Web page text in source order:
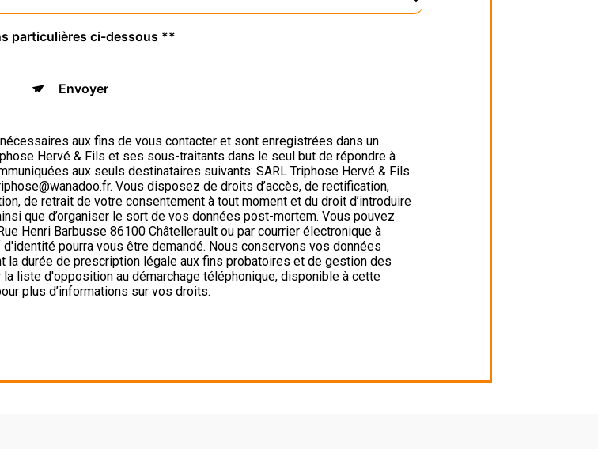
particulières ci-dessous **
Envoyer
aux fins de vous contacter et sont enregistrées dans un
Hervé & Fils et ses sous-traitants dans le seul but de répondre à
aux seuls destinataires suivants: SARL Triphose Hervé & Fils
Vous disposez de droits d’accès, de rectification,
de retrait de votre consentement à tout moment et du droit d’introduire
que d’organiser le sort de vos données post-mortem. Vous pouvez
Henri Barbusse 86100 Châtellerault ou par courrier électronique à
pourra vous être demandé. Nous conservons vos données
la durée de prescription légale aux fins probatoires et de gestion des
liste d'opposition au démarchage téléphonique, disponible à cette
plus d’informations sur vos droits.